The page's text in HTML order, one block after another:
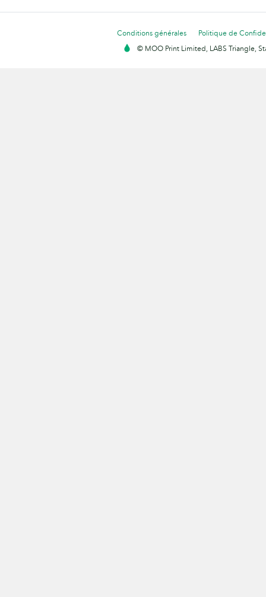
Conditions générales
Politique de
© MOO Print Limited, LABS Triangle,